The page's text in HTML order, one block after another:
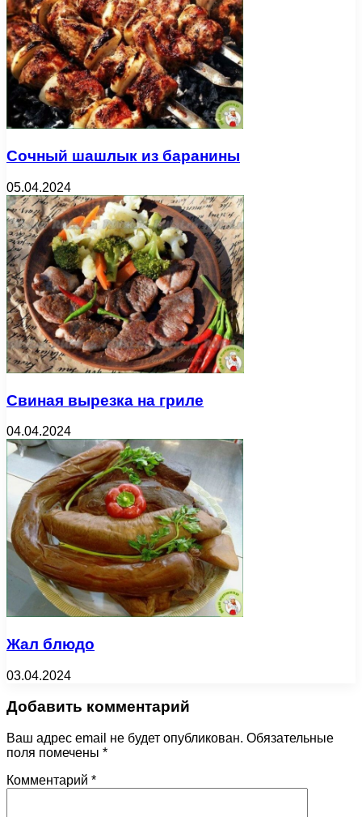
Сочный шашлык из баранины
05.04.2024
Свиная вырезка на гриле
04.04.2024
Жал блюдо
03.04.2024
Добавить комментарий
Ваш адрес email не будет опубликован. Обязательные
поля помечены *
Комментарий *